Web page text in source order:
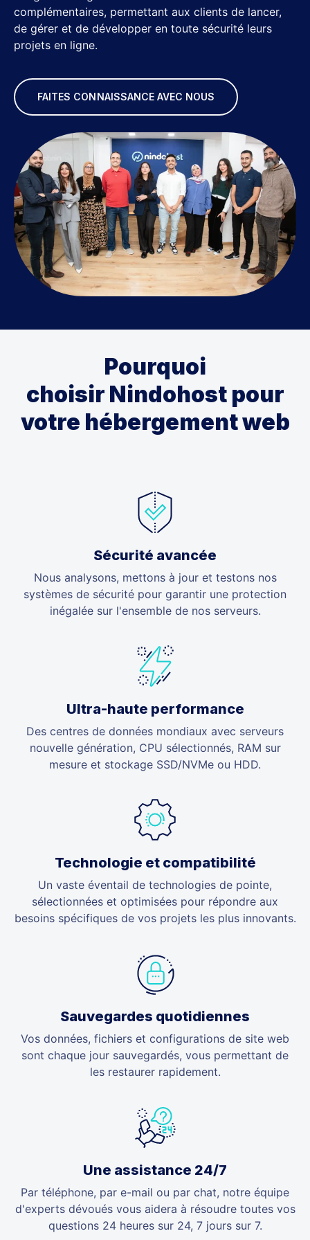
complémentaires, permettant aux clients de lancer,
de gérer et de développer en toute sécurité leurs
projets en ligne.
FAITES CONNAISSANCE AVEC NOUS
Pourquoi
choisir Nindohostpour
votre hébergement web
Sécurité avancée
Nous analysons, mettons à jour et testons nos
systèmes de sécurité pour garantir une protection
inégalée sur l'ensemble de nos serveurs.
Ultra-haute performance
Des centres de données mondiaux avec serveurs
nouvelle génération, CPU sélectionnés, RAM sur
mesure et stockage SSD/NVMe ou HDD.
Technologie et compatibilité
Un vaste éventail de technologies de pointe,
sélectionnées et optimisées pour répondre aux
besoins spécifiques de vos projets les plus innovants.
Sauvegardes quotidiennes
Vos données, fichiers et configurations de site web
sont chaque jour sauvegardés, vous permettant de
les restaurer rapidement.
Une assistance 24/7
Par téléphone, par e-mail ou par chat, notre équipe
d'experts dévoués vous aidera à résoudre toutes vos
questions 24 heures sur 24, 7 jours sur 7.